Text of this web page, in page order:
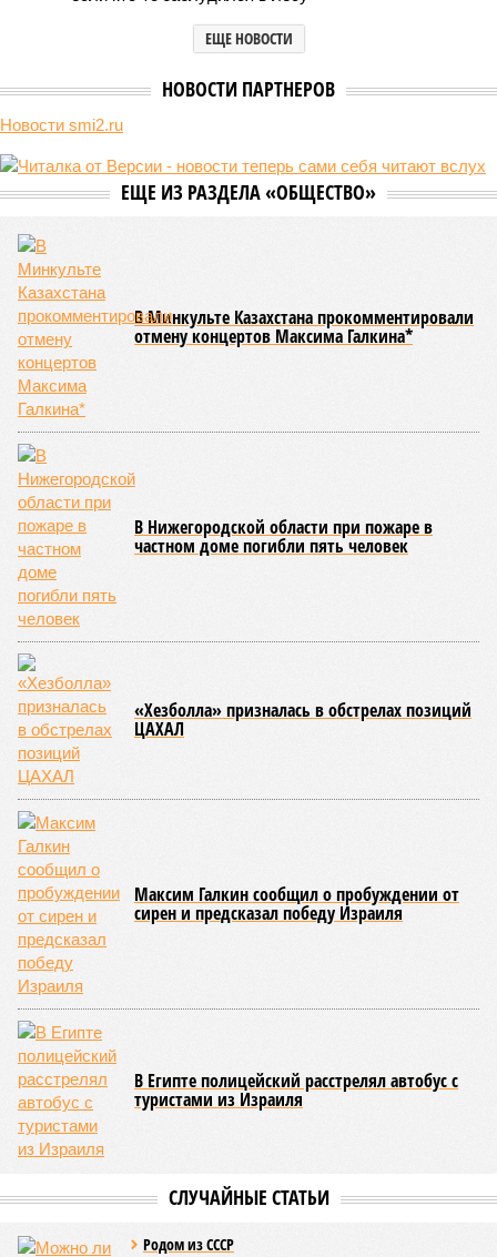
ЕЩЕ НОВОСТИ
НОВОСТИ ПАРТНЕРОВ
Новости smi2.ru
ЕЩЕ ИЗ РАЗДЕЛА «ОБЩЕСТВО»
В Минкульте Казахстана прокомментировали
отмену концертов Максима Галкина*
В Нижегородской области при пожаре в
частном доме погибли пять человек
«Хезболла» призналась в обстрелах позиций
ЦАХАЛ
Максим Галкин сообщил о пробуждении от
сирен и предсказал победу Израиля
В Египте полицейский расстрелял автобус с
туристами из Израиля
СЛУЧАЙНЫЕ СТАТЬИ
Родом из СССР